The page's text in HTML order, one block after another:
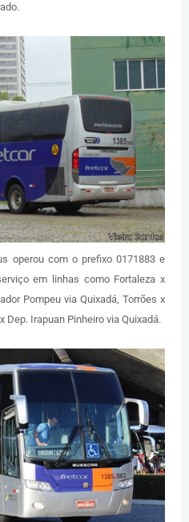
operou com o prefixo 0171883 e
em linhas como Fortaleza x
Pompeu via Quixadá, Torrões x
Dep. Irapuan Pinheiro via Quixadá.